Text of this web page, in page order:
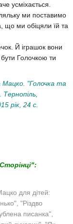
усміхається.
ми поставимо
що ми обіцяли їй та
Й іграшок вони
Голочкою ти
Мацко. "Голочка та
рік, 24 с.
для дітей:
"Різдво
писанка",